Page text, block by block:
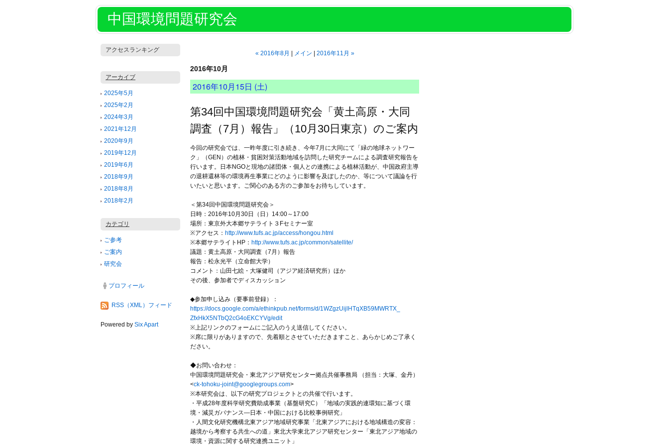
中国環境問題研究会
アクセスランキング
アーカイブ
2025年5月
2025年2月
2024年3月
2021年12月
2020年9月
2019年12月
2019年6月
2018年9月
2018年8月
2018年2月
カテゴリ
ご参考
ご案内
研究会
プロフィール
RSS（XML）フィード
Powered by Six Apart
« 2016年8月 メイン 2016年11月 »
2016年10月
2016年10月15日 (土)
第34回中国環境問題研究会「黄土高原・大同
調査（7月）報告」（10月30日東京）のご案内
今回の研究会では、一昨年度に引き続き、今年7月に大同にて「 緑の地球ネットワー
ク」（GEN）の植林・ 貧困対策活動地域を訪問した研究チームによる調査研究報告を
行います。日本NGOと現地の諸団体・ 個人との連携による植林活動が、 中国政府主導
の退耕還林等の環境再生事業にどのように影響を及ぼしたのか、等について議論を行
いたいと思います。 ご関心のある方のご参加をお待ちしています。
＜第34回中国環境問題研究会＞
日時：2016年10月30日（日）14:00～17:00
場所：東京外大本郷サテライト３Fセミナー室
※アクセス： http://www.tufs.ac.jp/access/hongou.html
※本郷サテライトHP： http://www.tufs.ac.jp/common/satellite/
議題：黄土高原・大同調査（7月）報告
報告：松永光平（立命館大学）
コメント：山田七絵・大塚健司（アジア経済研究所）ほか
その後、参加者でディスカッション
◆参加申し込み（要事前登録）：
https://docs.google.com/a/ethinkpub.net/forms/d/1WZgzUijlHTqXB59MWRTX_
ZfxHkX5NTbQ2cG4oEKCYVg/edit
※上記リンクのフォームにご記入のうえ送信してください。
※席に限りがありますので、先着順とさせていただきますこと、 あらかじめご了承く
ださい。
◆お問い合わせ：
中国環境問題研究会・東北アジア研究センター拠点共催事務局 （担当：大塚、金丹）
<ck-tohoku-joint@googlegroups.com>
※本研究会は、以下の研究プロジェクトとの共催で行います。
・平成28年度科学研究費助成事業（基盤研究C）「 地域の実践的連環知に基づく環
境・減災ガバナンス―日本・ 中国における比較事例研究」
・人間文化研究機構北東アジア地域研究事業「 北東アジアにおける地域構造の変容：
越境から考察する共生への道」東北大学東北アジア研究センター「 東北アジア地域の
環境・資源に関する研究連携ユニット」